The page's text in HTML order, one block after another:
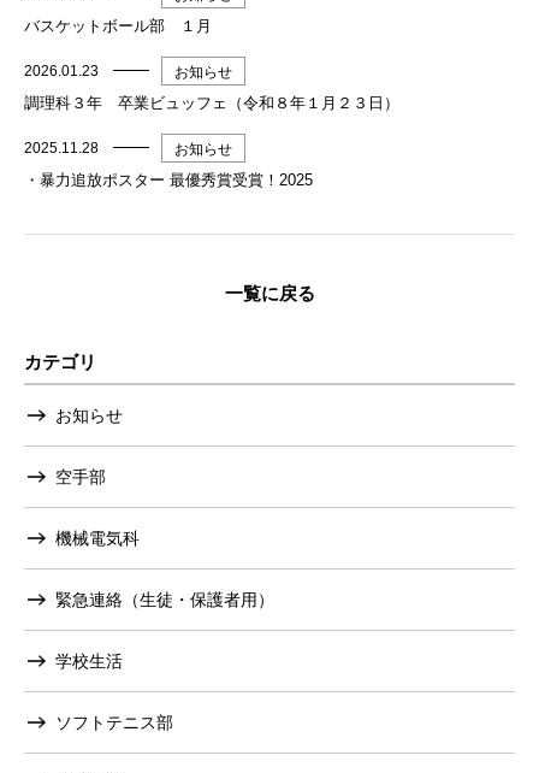
バスケットボール部 １月
2026.01.23 お知らせ
調理科３年 卒業ビュッフェ（令和８年１月２３日）
2025.11.28 お知らせ
・暴力追放ポスター 最優秀賞受賞！2025
一覧に戻る
カテゴリ
お知らせ
空手部
機械電気科
緊急連絡（生徒・保護者用）
学校生活
ソフトテニス部